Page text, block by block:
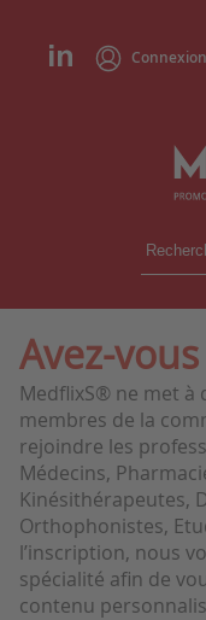
Connexion
Avez-
MedflixS® ne met à
membres de la
rejoindre les
Médecins,
Kinésithérapeutes,
Orthophonistes,
l’inscription, nous
spécialité afin de
contenu